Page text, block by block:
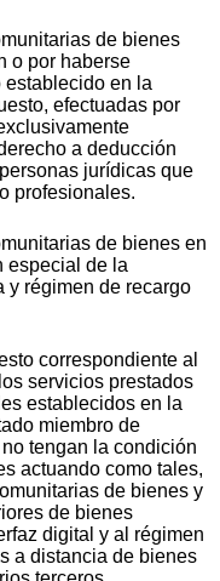
de bienes
o por haberse
en la
efectuadas por
a deducción
jurídicas que
profesionales.
de bienes en
especial de la
y régimen de recargo
correspondiente al
servicios prestados
establecidos en la
miembro de
tengan la condición
actuando como tales,
de bienes y
de bienes
digital y al régimen
a distancia de bienes